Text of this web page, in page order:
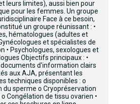
leurs limites), aussi bien pour
pour les femmes. Un groupe
Face à ce besoin,
un groupe réunissant : •
hématologues (adultes et
et spécialistes de
• Psychologues, sexologues et
Objectifs principaux : •
documents d'information clairs
aux AJA, présentant les
techniques disponibles : o
du sperme o Cryopréservation
Congélation de tissu ovarien •